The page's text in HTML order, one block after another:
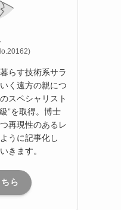
らす技術系サラ
く遠方の親につ
スペシャリスト
”を取得。博士
再現性のあるレ
うに記事化し
きます。
ら